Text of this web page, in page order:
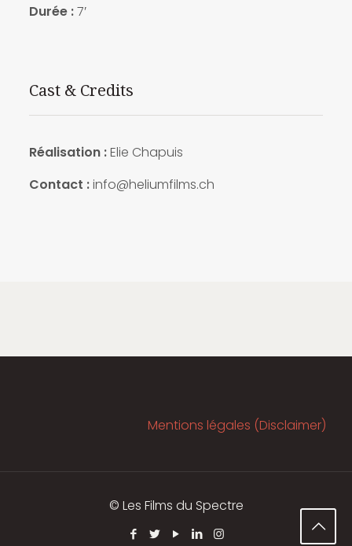
Durée :7′
Cast & Credits
Réalisation :Elie Chapuis
Contact :info@heliumfilms.ch
Mentions légales (Disclaimer)
© Les Films du Spectre